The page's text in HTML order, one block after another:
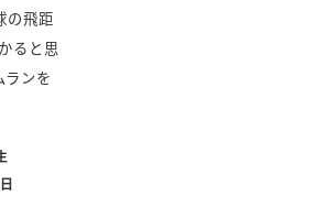
の飛距
ると思
ランを